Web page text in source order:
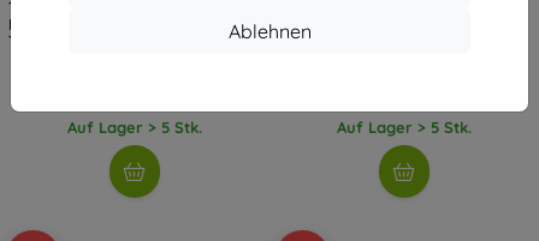
Ablehnen
TECH-PROTECT MMR700 LAMANO
MAGNETIC MAGSAFE PHONE RING
TITANIUM/GOLD (5906302353095)
Auf Lager > 5 Stk.
magnetischer MagSafe Ring
dunkelblau (5906302352487)
Auf Lager > 5 Stk.